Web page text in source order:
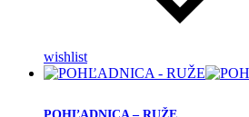
wishlist